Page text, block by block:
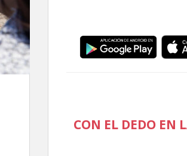
CON EL DEDO EN